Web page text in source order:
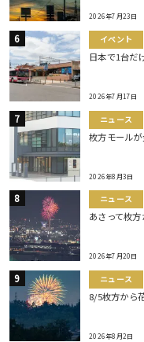
2026年7月23日
イベント
日本で1台だ
2026年7月17日
ニュース
枚方モール
2026年8月3日
ニュース
あさって枚
2026年7月20日
ニュース
8/5枚方から
2026年8月2日